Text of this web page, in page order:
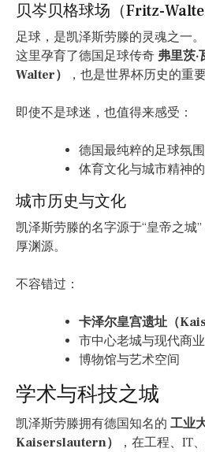
贝岑贝格球场（Fritz-
足球，是凯泽斯劳滕的灵魂之一。
这里孕育了德国足球传奇 弗里茨
Walter）
，也是世界杯历史的重要
即使不是球迷，也值得来感受：
德国最纯粹的足球氛围
体育文化与城市精神
城市历史与文化
凯泽斯劳滕的名字源于“皇帝之城
厚渊源。
不容错过：
卡泽尔皇宫遗址（
市中心老城与现代商
博物馆与艺术空间
学术与科技之城
凯泽斯劳滕拥有德国知名的 工业
Kaiserslautern）
，在工程、IT